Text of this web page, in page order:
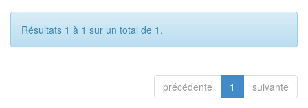
Résultats 1 à 1 sur un total de 1.
précédente 1 suivante